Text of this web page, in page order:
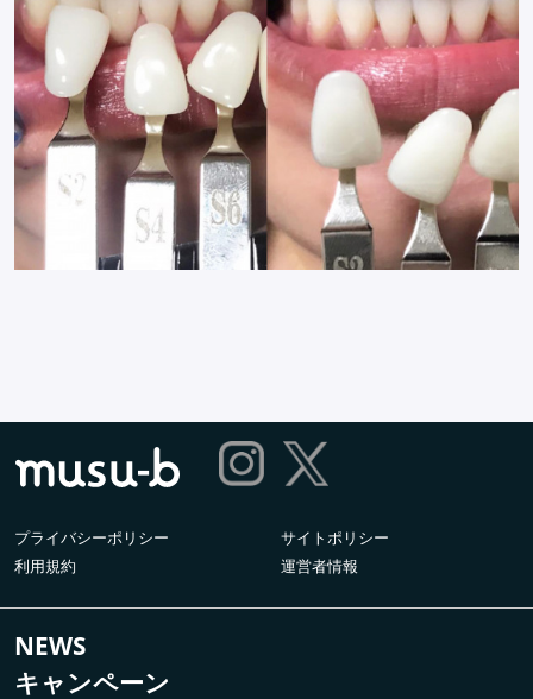
プライバシーポリシー
サイトポリシー
利用規約
運営者情報
NEWS
キャンペーン